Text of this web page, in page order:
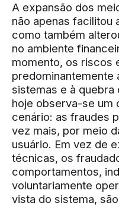
A expansão dos
não apenas facilitou
como também
no ambiente
momento, os riscos
predominantemente
sistemas e à
hoje observa-se um
cenário: as fraudes
vez mais, por meio
usuário. Em vez de
técnicas, os
comportamentos,
voluntariamente
vista do sistema,